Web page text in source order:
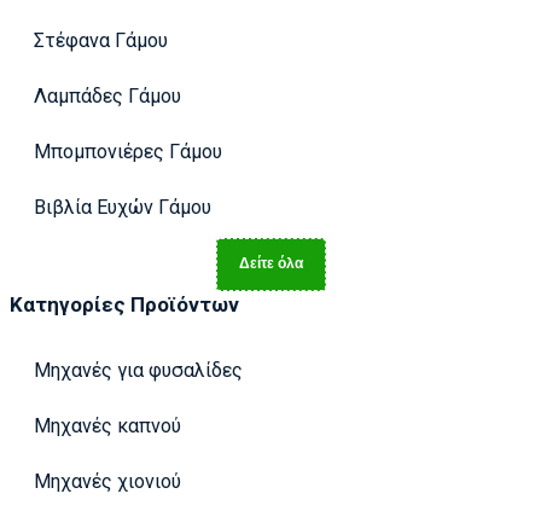
Στέφανα Γάμου
Λαμπάδες Γάμου
Μπομπονιέρες Γάμου
Βιβλία Ευχών Γάμου
Δείτε όλα
Κατηγορίες Προϊόντων
Μηχανές για φυσαλίδες
Μηχανές καπνού
Μηχανές χιονιού